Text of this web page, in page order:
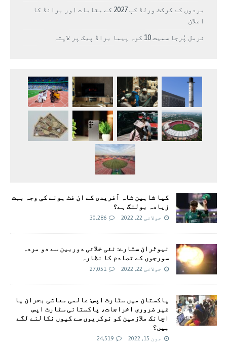
مردوں کے کرکٹ ورلڈ کپ 2027 کے مقامات اور برانڈ کا
اعلان
نرمل پُرجا سمیت 10 کوہ پیما براڈ پیک پر لاپتہ
کیا شاہین شاہ آفریدی کے ان فٹ ہونے کی وجہ بہت
زیادہ بولنگ ہے؟
جولائی 22, 2022 30,286
نیوٹران ستارے: نئی خلائی دوربین سے دو مردہ
سورجوں کے تصادم کا نظارہ
جولائی 22, 2022 27,051
پاکستان میں سٹارٹ اپس: عالمی معاشی بحران یا
غیر ضروری اخراجات، پاکستانی سٹارٹ اپس
اچانک ملازمین کو نوکریوں سے کیوں نکالنے لگے
ہیں؟
جون 15, 2022 24,519